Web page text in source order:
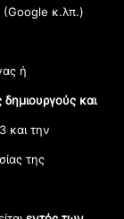
(Google κ.λπ.)
ή
και
και την
της